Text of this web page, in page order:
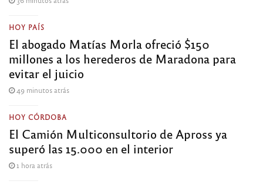
HOY PAÍS
El abogado Matías Morla ofreció $150
millones a los herederos de Maradona para
evitar el juicio
49 minutos atrás
HOY CÓRDOBA
El Camión Multiconsultorio de Apross ya
superó las 15.000 en el interior
1 hora atrás